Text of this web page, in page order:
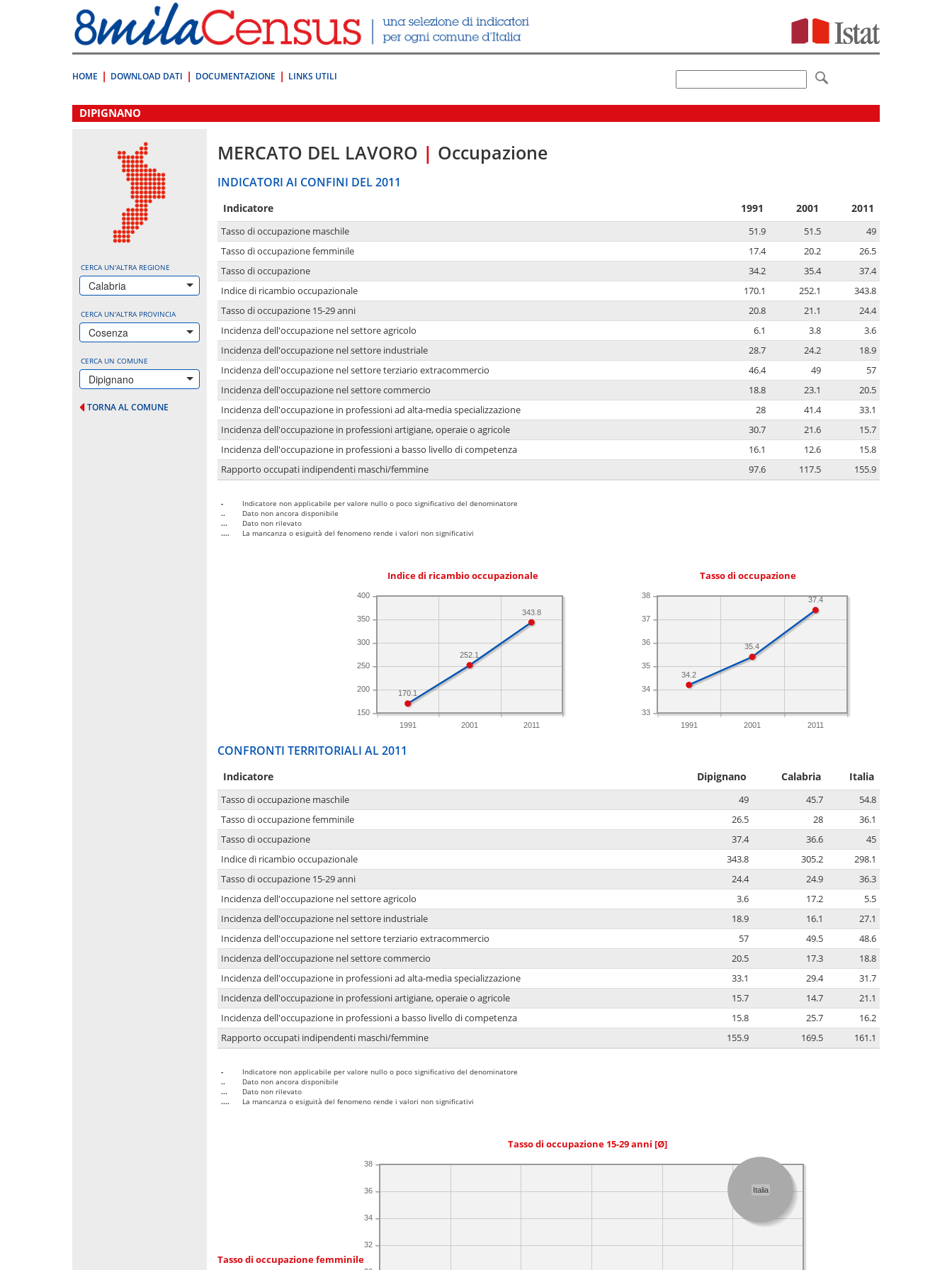
direttamente
a:
Contenuto
HOME DOWNLOAD DATI DOCUMENTAZIONE LINKS UTILI
.
DIPIGNANO
CERCA UN'ALTRA REGIONE
Calabria
CERCA UN'ALTRA PROVINCIA
Cosenza
CERCA UN COMUNE
Dipignano
TORNA AL COMUNE
MERCATO DEL LAVORO | Occupazione
INDICATORI AI CONFINI DEL 2011
Indicatore 1991 2001 2011
Tasso di occupazione maschile 51.9 51.5
49
Tasso di occupazione femminile
17.4 20.2
26.5
Tasso di occupazione
34.2 35.4
37.4
Indice di ricambio occupazionale
170.1 252.1
343.8
Tasso di occupazione 15-29 anni
20.8 21.1
24.4
Incidenza dell'occupazione nel settore agricolo
6.1 3.8
3.6
Incidenza dell'occupazione nel settore industriale
28.7 24.2
18.9
Incidenza dell'occupazione nel settore terziario extracommercio
46.4 49
57
Incidenza dell'occupazione nel settore commercio
18.8 23.1
20.5
Incidenza dell'occupazione in professioni ad alta-media specializzazione
28 41.4
33.1
Incidenza dell'occupazione in professioni artigiane, operaie o agricole
30.7 21.6
15.7
Incidenza dell'occupazione in professioni a basso livello di competenza
16.1 12.6
15.8
Rapporto occupati indipendenti maschi/femmine
97.6 117.5 155.9
-
Indicatore non applicabile per valore nullo o poco significativo del denominatore
..
Dato non ancora disponibile
...
Dato non rilevato
....
La mancanza o esiguità del fenomeno rende i valori non significativi
Indice di ricambio occupazionale
1991 2001 2011
150
200
250
300
350
400
343.8
252.1
170.1
Tasso di occupazione
1991 2001 2011
33
34
35
36
37
38
37.4
35.4
34.2
CONFRONTI TERRITORIALI AL 2011
Indicatore Dipignano Calabria Italia
Tasso di occupazione maschile 49 45.7
54.8
Tasso di occupazione femminile
26.5 28
36.1
Tasso di occupazione
37.4 36.6
45
Indice di ricambio occupazionale
343.8 305.2
298.1
Tasso di occupazione 15-29 anni
24.4 24.9
36.3
Incidenza dell'occupazione nel settore agricolo
3.6 17.2
5.5
Incidenza dell'occupazione nel settore industriale
18.9 16.1
27.1
Incidenza dell'occupazione nel settore terziario extracommercio
57 49.5
48.6
Incidenza dell'occupazione nel settore commercio
20.5 17.3
18.8
Incidenza dell'occupazione in professioni ad alta-media specializzazione
33.1 29.4
31.7
Incidenza dell'occupazione in professioni artigiane, operaie o agricole
15.7 14.7
21.1
Incidenza dell'occupazione in professioni a basso livello di competenza
15.8 25.7
16.2
Rapporto occupati indipendenti maschi/femmine
155.9 169.5 161.1
-
Indicatore non applicabile per valore nullo o poco significativo del denominatore
..
Dato non ancora disponibile
...
Dato non rilevato
....
La mancanza o esiguità del fenomeno rende i valori non significativi
Tasso di occupazione 15-29 anni [Ø]
Tasso di occupazione femminile
32
34
36
38
Italia